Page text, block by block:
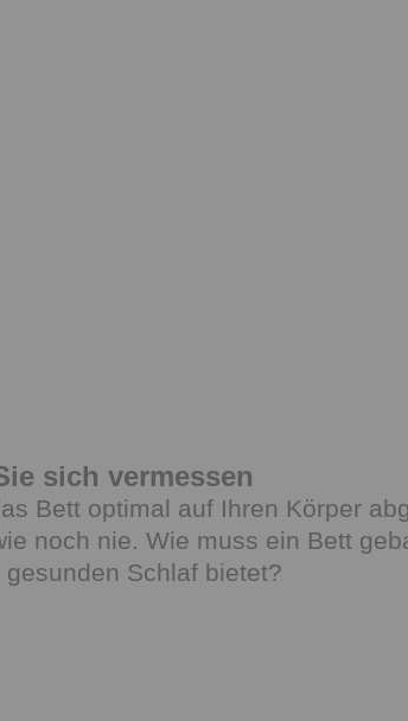
sich vermessen
Bett optimal auf Ihren Körper
noch nie. Wie muss ein Bett
gesunden Schlaf bietet?